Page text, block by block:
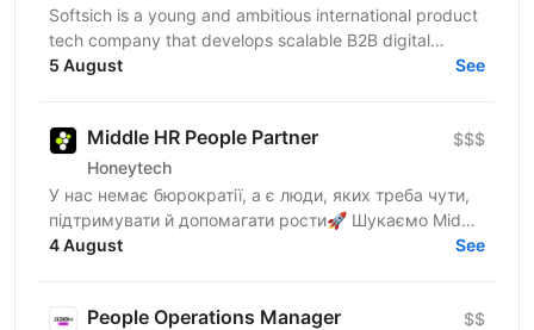
Softsich is a young and ambitious international product
tech company that develops scalable B2B digital
platforms. We're inviting you to become part of our...
5 August See
Middle HR People Partner
Honeytech
$$$
У нас немає бюрократії, а є люди, яких треба чути,
підтримувати й допомагати рости🚀 Шукаємо Middle
HR People Partner, який буде поруч із командою від...
4 August See
People Operations Manager $$